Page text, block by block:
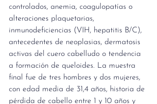
controlados, anemia, coagulopatías o
alteraciones plaquetarias,
inmunodeficiencias (VIH, hepatitis B/C),
antecedentes de neoplasias, dermatosis
activas del cuero cabelludo o tendencia
a formación de queloides. La muestra
final fue de tres hombres y dos mujeres,
con edad media de 31,4 años, historia de
pérdida de cabello entre 1 y 10 años y